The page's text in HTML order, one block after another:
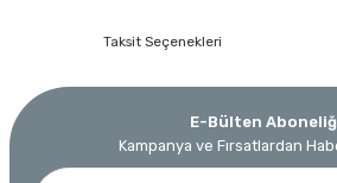
3.874,20 TL
%45
Ücretsiz Nakliye
3.000,00 TL
Demiriz Kaynak
Ücretsiz Nakliye
Nora
Ücretsiz Nakliye
Taksit Seçenekleri
E-Bülten
Kampanya ve Fırsatlardan